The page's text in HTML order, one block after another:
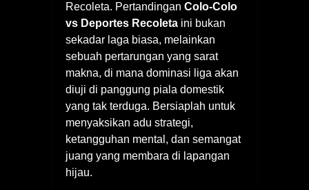
Recoleta. Pertandingan Colo-Colo
vs Deportes Recoleta ini bukan
sekadar laga biasa, melainkan
sebuah pertarungan yang sarat
makna, di mana dominasi liga akan
diuji di panggung piala domestik
yang tak terduga. Bersiaplah untuk
menyaksikan adu strategi,
ketangguhan mental, dan semangat
juang yang membara di lapangan
hijau.